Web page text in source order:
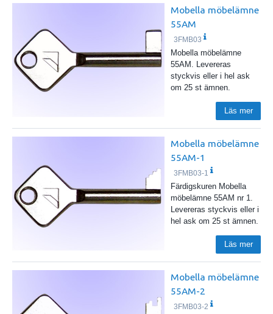
Mobella möbelämne
55AM
3FMB03
Mobella möbelämne
55AM. Levereras
styckvis eller i hel ask
om 25 st ämnen.
Läs mer
Mobella möbelämne
55AM-1
3FMB03-1
Färdigskuren Mobella
möbelämne 55AM nr 1.
Levereras styckvis eller i
hel ask om 25 st ämnen.
Läs mer
Mobella möbelämne
55AM-2
3FMB03-2